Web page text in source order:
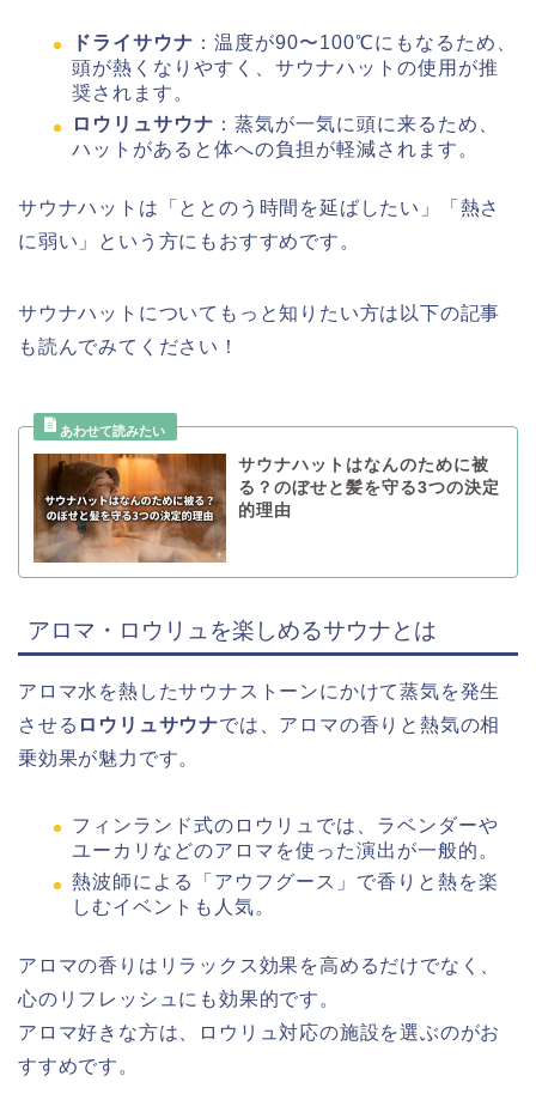
ドライサウナ ：温度が90〜100℃にもなるため、
頭が熱くなりやすく、サウナハットの使用が推
奨されます。
ロウリュサウナ ：蒸気が一気に頭に来るため、
ハットがあると体への負担が軽減されます。
サウナハットは「ととのう時間を延ばしたい」「熱さ
に弱い」という方にもおすすめです。
サウナハットについてもっと知りたい方は以下の記事
も読んでみてください！
サウナハットはなんのために被
る？のぼせと髪を守る3つの決定
的理由
アロマ・ロウリュを楽しめるサウナとは
アロマ水を熱したサウナストーンにかけて蒸気を発生
させる ロウリュサウナでは、アロマの香りと熱気の相
乗効果が魅力です。
フィンランド式のロウリュでは、ラベンダーや
ユーカリなどのアロマを使った演出が一般的。
熱波師による「アウフグース」で香りと熱を楽
しむイベントも人気。
アロマの香りはリラックス効果を高めるだけでなく、
心のリフレッシュにも効果的です。
アロマ好きな方は、ロウリュ対応の施設を選ぶのがお
すすめです。